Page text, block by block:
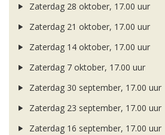
Zaterdag 28 oktober, 17.00 uur
Zaterdag 21 oktober, 17.00 uur
Zaterdag 14 oktober, 17.00 uur
Zaterdag 7 oktober, 17.00 uur
Zaterdag 30 september, 17.00 uur
Zaterdag 23 september, 17.00 uur
Zaterdag 16 september, 17.00 uur